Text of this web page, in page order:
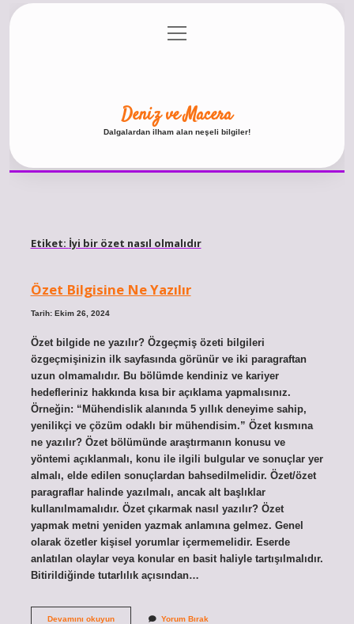
Gizlilik Politikası
menüyü
aç
Deniz ve Macera
Dalgalardan ilham alan neşeli bilgiler!
Etiket: İyi bir özet nasıl olmalıdır
Özet Bilgisine Ne Yazılır
Tarih: Ekim 26, 2024
Özet bilgide ne yazılır? Özgeçmiş özeti bilgileri
özgeçmişinizin ilk sayfasında görünür ve iki paragraftan
uzun olmamalıdır. Bu bölümde kendiniz ve kariyer
hedefleriniz hakkında kısa bir açıklama yapmalısınız.
Örneğin: “Mühendislik alanında 5 yıllık deneyime sahip,
yenilikçi ve çözüm odaklı bir mühendisim.” Özet kısmına
ne yazılır? Özet bölümünde araştırmanın konusu ve
yöntemi açıklanmalı, konu ile ilgili bulgular ve sonuçlar yer
almalı, elde edilen sonuçlardan bahsedilmelidir. Özet/özet
paragraflar halinde yazılmalı, ancak alt başlıklar
kullanılmamalıdır. Özet çıkarmak nasıl yazılır? Özet
yapmak metni yeniden yazmak anlamına gelmez. Genel
olarak özetler kişisel yorumlar içermemelidir. Eserde
anlatılan olaylar veya konular en basit haliyle tartışılmalıdır.
Bitirildiğinde tutarlılık açısından…
Devamını okuyunÖzet
Yorum Bırak